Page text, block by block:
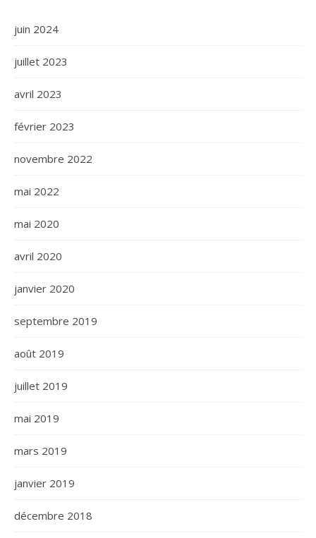
juin 2024
juillet 2023
avril 2023
février 2023
novembre 2022
mai 2022
mai 2020
avril 2020
janvier 2020
septembre 2019
août 2019
juillet 2019
mai 2019
mars 2019
janvier 2019
décembre 2018